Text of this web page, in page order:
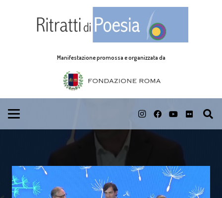
Manifestazione promossa e organizzata da